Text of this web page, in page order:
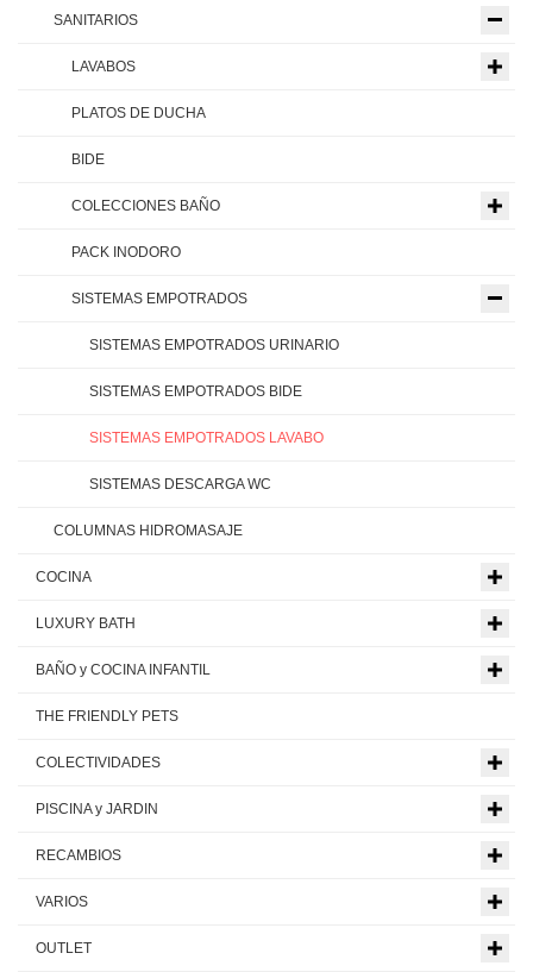
SANITARIOS
LAVABOS
PLATOS DE DUCHA
BIDE
COLECCIONES BAÑO
PACK INODORO
SISTEMAS EMPOTRADOS
SISTEMAS EMPOTRADOS URINARIO
SISTEMAS EMPOTRADOS BIDE
SISTEMAS EMPOTRADOS LAVABO
SISTEMAS DESCARGA WC
COLUMNAS HIDROMASAJE
COCINA
LUXURY BATH
BAÑO y COCINA INFANTIL
THE FRIENDLY PETS
COLECTIVIDADES
PISCINA y JARDIN
RECAMBIOS
VARIOS
OUTLET